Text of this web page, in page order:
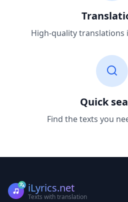
High-quality translations
Quick
Find the texts you
iLyrics.net
Texts with translation